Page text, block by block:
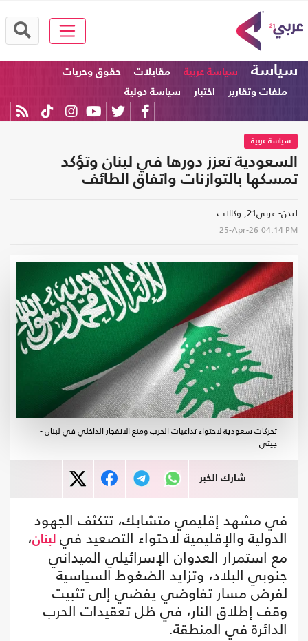
سياسة سياسة عربية مقابلات
حقوق وحريات
ملفات وتقارير
اختبار سياسة دولية
سياسة عربية
السعودية تعزز دورها في لبنان وتؤكد
تمسكها بالتوازنات واتفاق الطائف
لندن- عربي21, وكالات
25-Apr-26 04:14 PM
تحركات سعودية لاحتواء تداعيات الحرب ومنع الانفجار الداخلي في لبنان -
جيتي
شارك الخبر
في مشهد إقليمي متشابك، تتكثف الجهود
الدولية والإقليمية لاحتواء التصعيد في لبنان،
مع استمرار العدوان الإسرائيلي الميداني
جنوبي البلاد، وتزايد الضغوط السياسية
لفرض مسار تفاوضي يفضي إلى تثبيت
وقف إطلاق النار، في ظل تعقيدات الحرب
الدائرة في المنطقة.